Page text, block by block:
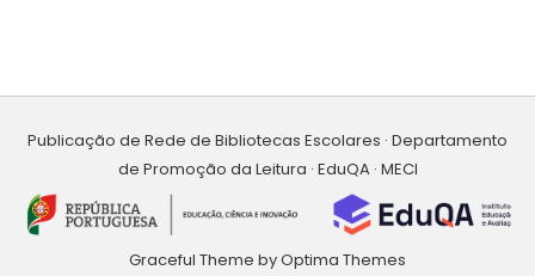
Publicação de Rede de Bibliotecas Escolares · Departamento
de Promoção da Leitura · EduQA · MECI
Graceful Theme byOptima Themes